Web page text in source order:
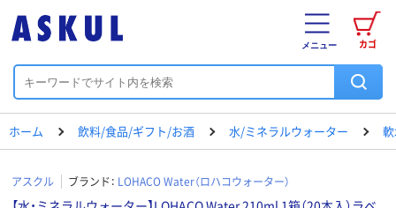
カゴ
メニュー
ホーム 飲料/食品/ギフト/お酒 水/ミネラルウォーター
アスクル ブランド： LOHACO Water（ロハコウォーター）